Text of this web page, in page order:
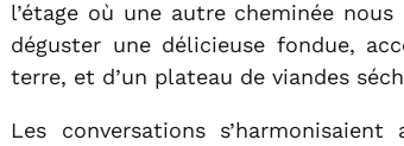
l’étage où une autre cheminée
déguster une délicieuse fondue,
terre, et d’un plateau de viandes
Les conversations